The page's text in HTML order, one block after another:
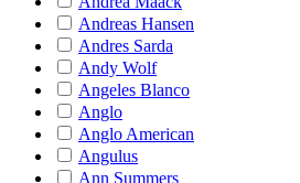
Andreas Hansen
Andres Sarda
Andy Wolf
Angeles Blanco
Anglo
Anglo American
Angulus
Ann Summers